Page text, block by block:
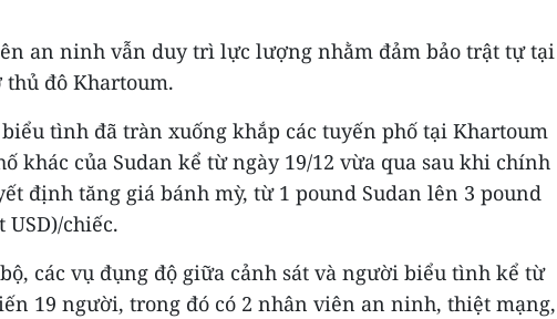
an ninh vẫn duy trì lực lượng nhằm đảm bảo trật tự tại
đô Khartoum.
tình đã tràn xuống khắp các tuyến phố tại Khartoum
khác của Sudan kể từ ngày 19/12 vừa qua sau khi chính
định tăng giá bánh mỳ, từ 1 pound Sudan lên 3 pound
USD)/chiếc.
các vụ đụng độ giữa cảnh sát và người biểu tình kể từ
19 người, trong đó có 2 nhân viên an ninh, thiệt mạng,